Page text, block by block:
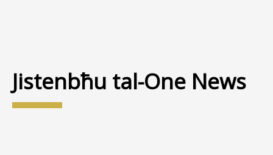
Jistenbħu tal-One News